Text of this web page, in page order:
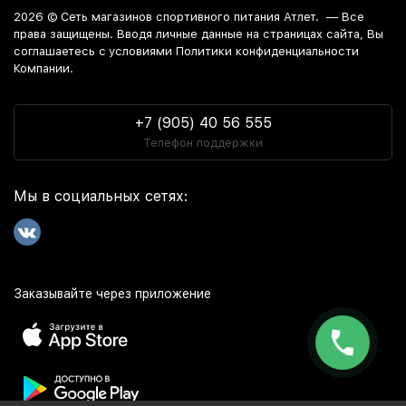
2026 © Сеть магазинов спортивного питания Атлет. — Все
права защищены. Вводя личные данные на страницах сайта, Вы
соглашаетесь c условиями Политики конфиденциальности
Компании.
+7 (905) 40 56 555
Телефон поддержки
Мы в социальных сетях:
Заказывайте через приложение